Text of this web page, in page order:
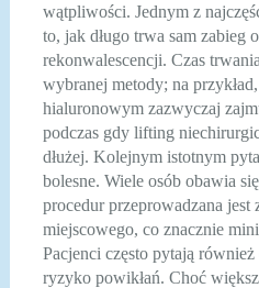
wątpliwości. Jednym z
to, jak długo trwa sam zabieg
rekonwalescencji. Czas
wybranej metody; na
hialuronowym zazwyczaj
podczas gdy lifting
dłużej. Kolejnym istotnym
bolesne. Wiele osób obawia
procedur przeprowadzana jest
miejscowego, co znacznie
Pacjenci często pytają
ryzyko powikłań. Choć